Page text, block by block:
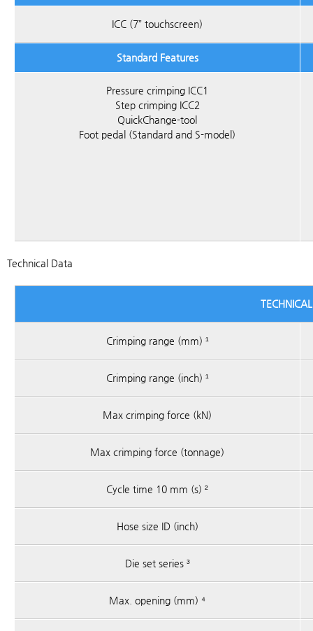
ICC (7” touchscreen)
Standard Features
Pressure crimping ICC1
Step crimping ICC2
QuickChange-tool
Foot pedal (Standard and S-model)
Technical Data
Crimping range (mm) ¹
Crimping range (inch) ¹
Max crimping force (kN)
Max crimping force (tonnage)
Cycle time 10 mm (s) ²
Hose size ID (inch)
Die set series ³
Max. opening (mm) ⁴